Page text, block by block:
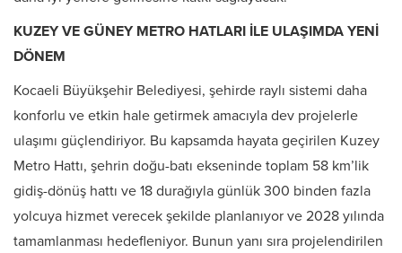
KUZEY VE GÜNEY METRO HATLARI İLE ULAŞIMDA YENİ
DÖNEM
Kocaeli Büyükşehir Belediyesi, şehirde raylı sistemi daha
konforlu ve etkin hale getirmek amacıyla dev projelerle
ulaşımı güçlendiriyor. Bu kapsamda hayata geçirilen Kuzey
Metro Hattı, şehrin doğu-batı ekseninde toplam 58 km’lik
gidiş-dönüş hattı ve 18 durağıyla günlük 300 binden fazla
yolcuya hizmet verecek şekilde planlanıyor ve 2028 yılında
tamamlanması hedefleniyor. Bunun yanı sıra projelendirilen